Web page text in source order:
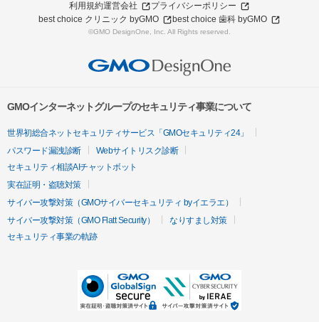
利用規約運営会社
プライバシーポリシー
best choice クリニック byGMO
best choice 歯科 byGMO
©GMO DesignOne, Inc. All Rights reserved.
GMOインターネットグループのセキュリティ事業について
世界初総合ネットセキュリティサービス「GMOセキュリティ24」
パスワード漏洩診断
Webサイトリスク診断
セキュリティ相談AIチャットボット
実在証明・盗聴対策
サイバー攻撃対策（GMOサイバーセキュリティ byイエラエ）
サイバー攻撃対策（GMO Flatt Security）
なりすまし対策
セキュリティ事業の軌跡